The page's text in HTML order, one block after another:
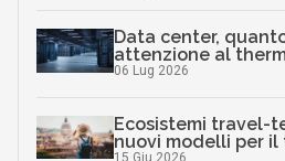
Data center,
attenzione al
06 Lug 2026
Ecosistemi travel-
nuovi modelli per il
15 Giu 2026